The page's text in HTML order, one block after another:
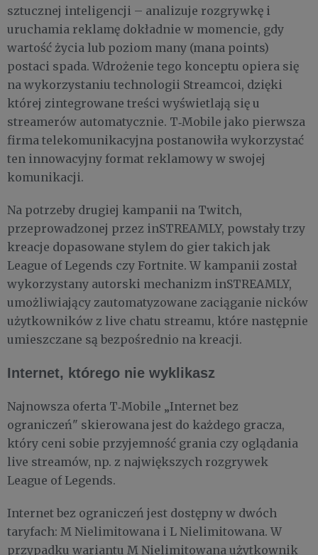
sztucznej inteligencji – analizuje rozgrywkę i
uruchamia reklamę dokładnie w momencie, gdy
wartość życia lub poziom many (mana points)
postaci spada. Wdrożenie tego konceptu opiera się
na wykorzystaniu technologii Streamcoi, dzięki
której zintegrowane treści wyświetlają się u
streamerów automatycznie. T‑Mobile jako pierwsza
firma telekomunikacyjna postanowiła wykorzystać
ten innowacyjny format reklamowy w swojej
komunikacji.
Na potrzeby drugiej kampanii na Twitch,
przeprowadzonej przez inSTREAMLY, powstały trzy
kreacje dopasowane stylem do gier takich jak
League of Legends czy Fortnite. W kampanii został
wykorzystany autorski mechanizm inSTREAMLY,
umożliwiający zautomatyzowane zaciąganie nicków
użytkowników z live chatu streamu, które następnie
umieszczane są bezpośrednio na kreacji.
Internet, którego nie wyklikasz
Najnowsza oferta T‑Mobile „Internet bez
ograniczeń" skierowana jest do każdego gracza,
który ceni sobie przyjemność grania czy oglądania
live streamów, np. z największych rozgrywek
League of Legends.
Internet bez ograniczeń jest dostępny w dwóch
taryfach: M Nielimitowana i L Nielimitowana. W
przypadku wariantu M Nielimitowana użytkownik